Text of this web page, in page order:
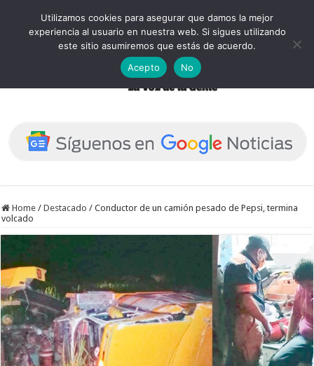
Home / Destacado / Conductor de un camión pesado de Pepsi, termina
volcado
Utilizamos cookies para asegurar que damos la mejor
experiencia al usuario en nuestra web. Si sigues utilizando
este sitio asumiremos que estás de acuerdo.
Acepto
No